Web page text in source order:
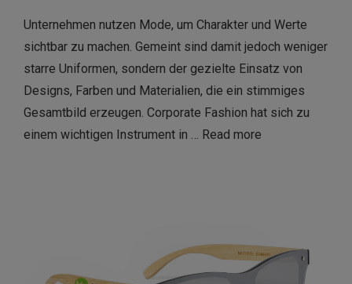
Unternehmen nutzen Mode, um Charakter und Werte
sichtbar zu machen. Gemeint sind damit jedoch weniger
starre Uniformen, sondern der gezielte Einsatz von
Designs, Farben und Materialien, die ein stimmiges
Gesamtbild erzeugen. Corporate Fashion hat sich zu
einem wichtigen Instrument in … Read more